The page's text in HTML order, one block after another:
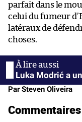
parfait dans le
celui du fumeur
latéraux de
choses.
Luka Modrić a
Par Steven Oliveira
Commentaires